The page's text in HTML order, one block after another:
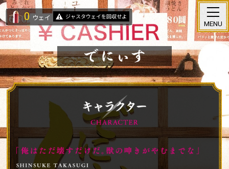
0 ウェイ ジャスタウェイを回収せよ